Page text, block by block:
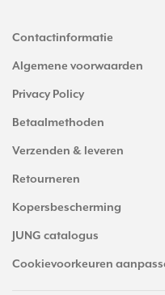
Contactinformatie
Algemene voorwaarden
Privacy Policy
Betaalmethoden
Verzenden & leveren
Retourneren
Kopersbescherming
JUNG catalogus
Cookievoorkeuren